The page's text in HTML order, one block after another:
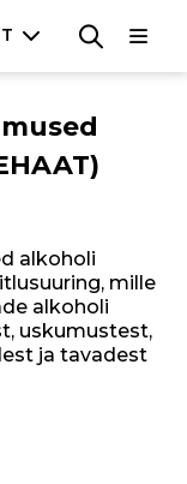
alkoholi
mille
alkoholi
uskumustest,
ja tavadest